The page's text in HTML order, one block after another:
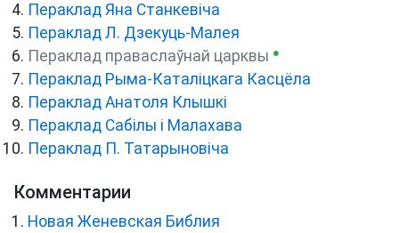
Пераклад Яна Станкевіча
Пераклад Л. Дзекуць-Малея
Пераклад праваслаўнай царквы ●
Пераклад Рыма-Каталіцкага Касцёла
Пераклад Анатоля Клышкi
Пераклад Сабілы і Малахава
Пераклад П. Татарыновіча
Комментарии
Новая Женевская Библия